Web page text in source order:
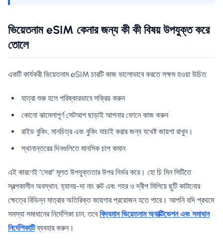
ভিয়েতনাম eSIM কেনার জন্য কী কী বিষয় উপযুক্ত করে
তোলে
একটি কার্যকরী ভিয়েতনাম eSIM চারটি কাজ ভালোভাবে করতে সক্ষম হওয়া উচিত:
যাত্রা শুরু হলে পরিষ্কারভাবে সক্রিয় করুন
কোনো ঝামেলাপূর্ণ সেটআপ ছাড়াই আপনার ফোনে কাজ করুন
রাইড বুকিং, মানচিত্র এবং বুকিং যাচাই করার জন্য যথেষ্ট জায়গা রাখুন।
স্থানান্তরের দিনগুলিতে মানসিক চাপ কমান
এই কারণেই "সেরা" মূলত উপযুক্ততার উপর নির্ভর করে। হো চি মিন সিটিতে
স্বল্পকালীন অবস্থান, হ্যানয়-দা নাং রুট এবং শহর ও দ্বীপ মিলিয়ে ছুটি কাটানোর
ক্ষেত্রে বিভিন্ন মাত্রার অতিরিক্ত জায়গার প্রয়োজন হতে পারে। আপনি যদি প্রথমে
সমস্যা সমাধানের নির্দেশিকা চান, তবেবিদ্যমান ভিয়েতনাম অ্যাক্টিভেশন এবং সমাধান
নির্দেশিকাটিব্যবহার করুন।